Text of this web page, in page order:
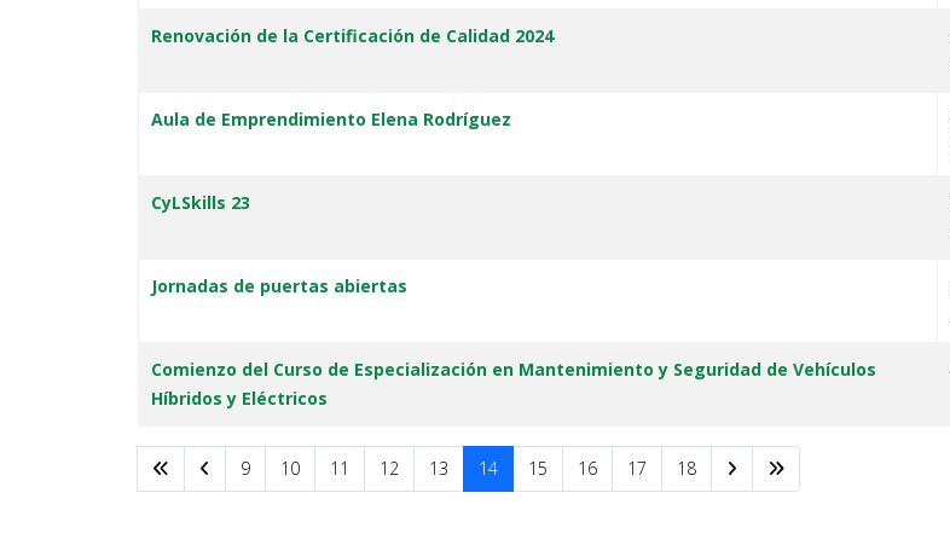
Renovación de la Certificación de Calidad 2024
Aula de Emprendimiento Elena Rodríguez
CyLSkills 23
Jornadas de puertas abiertas
Comienzo del Curso de Especialización en Mantenimiento y Seguridad de Vehículos
Híbridos y Eléctricos
9 10 11 12 13 14 15 16 17 18